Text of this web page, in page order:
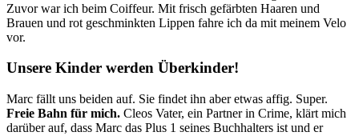
Zuvor war ich beim Coiffeur. Mit frisch gefärbten Haaren und
Brauen und rot geschminkten Lippen fahre ich da mit meinem Velo
vor.
Unsere Kinder werden Überkinder!
Marc fällt uns beiden auf. Sie findet ihn aber etwas affig. Super.
Freie Bahn für mich. Cleos Vater, ein Partner in Crime, klärt mich
darüber auf, dass Marc das Plus 1 seines Buchhalters ist und er